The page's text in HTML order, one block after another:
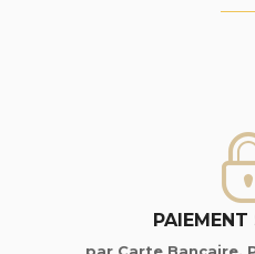
PAIEMENT